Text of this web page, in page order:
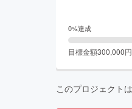
0%達成
目標金額300,000円
このプロジェクトは